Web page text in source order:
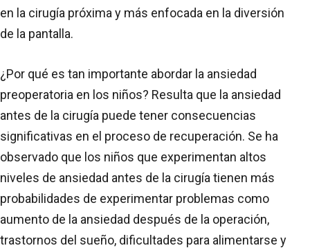
en la cirugía próxima y más enfocada en la diversión
de la pantalla.
¿Por qué es tan importante abordar la ansiedad
preoperatoria en los niños? Resulta que la ansiedad
antes de la cirugía puede tener consecuencias
significativas en el proceso de recuperación. Se ha
observado que los niños que experimentan altos
niveles de ansiedad antes de la cirugía tienen más
probabilidades de experimentar problemas como
aumento de la ansiedad después de la operación,
trastornos del sueño, dificultades para alimentarse y